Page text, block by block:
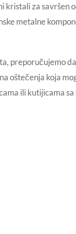
kristali za savršen
metalne
preporučujemo
oštečenja koja
ili kutijicama